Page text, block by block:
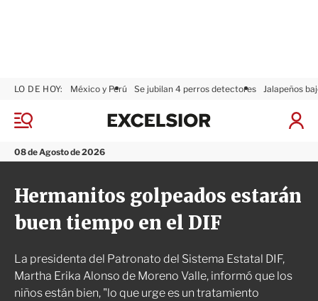
M
n
ú
08 de Agosto de 2026
LO DE HOY: México y Perú Se jubilan 4 perros detectores Jalapeños
I
a
r
x
l
i
o
r
Hermanitos golpeados estarán
buen tiempo en el DIF
La presidenta del Patronato del Sistema Estatal DIF,
Martha Erika Alonso de Moreno Valle, informó que los
niños están bien, "lo que urge es un tratamiento